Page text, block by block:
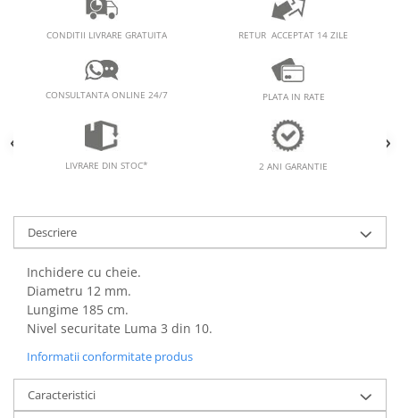
CONDITII LIVRARE GRATUITA RETUR ACCEPTAT 14 ZILE
CONSULTANTA ONLINE 24/7 PLATA IN RATE
LIVRARE DIN STOC* 2 ANI GARANTIE
Descriere
Inchidere cu cheie.
Diametru 12 mm.
Lungime 185 cm.
Nivel securitate Luma 3 din 10.
Informatii conformitate produs
Caracteristici